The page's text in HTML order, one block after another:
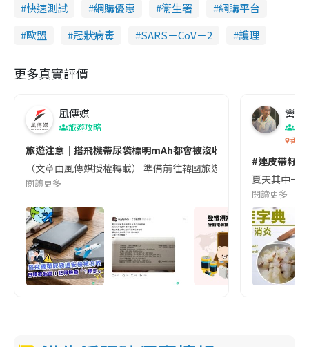
快速測試
網購優惠 衞生署
網購平台
歐盟
冠狀病毒 SARS－CoV－2 護理
更多真實評價
風傳媒
旅遊攻略
旅遊注意｜搭飛機帶尿袋標明mAh都會被沒收😱出發前切記檢查
（文章由風傳媒授權轉載） 準備前往韓國旅遊的民眾，近期要
閱讀更多
營養
香港
#連皮帶籽
夏天其中一
閱讀更多